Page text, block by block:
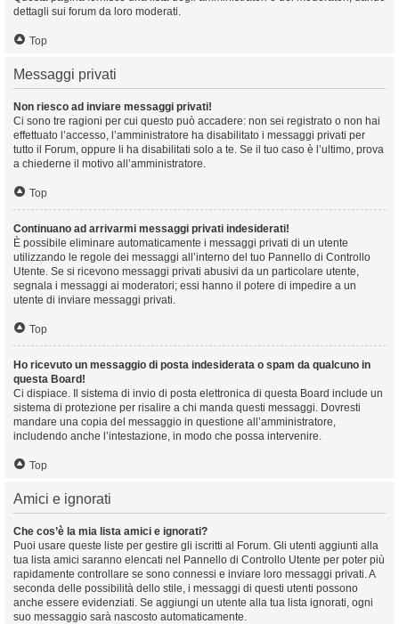
dettagli sui forum da loro moderati.
Top
Messaggi privati
Non riesco ad inviare messaggi privati!
Ci sono tre ragioni per cui questo può accadere: non sei registrato o non hai
effettuato l’accesso, l’amministratore ha disabilitato i messaggi privati per
tutto il Forum, oppure li ha disabilitati solo a te. Se il tuo caso è l’ultimo, prova
a chiederne il motivo all’amministratore.
Top
Continuano ad arrivarmi messaggi privati indesiderati!
È possibile eliminare automaticamente i messaggi privati ​​di un utente
utilizzando le regole dei messaggi all’interno del tuo Pannello di Controllo
Utente. Se si ricevono messaggi privati ​​abusivi da un particolare utente,
segnala i messaggi ai moderatori; essi hanno il potere di impedire a un
utente di inviare messaggi privati​​.
Top
Ho ricevuto un messaggio di posta indesiderata o spam da qualcuno in
questa Board!
Ci dispiace. Il sistema di invio di posta elettronica di questa Board include un
sistema di protezione per risalire a chi manda questi messaggi. Dovresti
mandare una copia del messaggio in questione all’amministratore,
includendo anche l’intestazione, in modo che possa intervenire.
Top
Amici e ignorati
Che cos’è la mia lista amici e ignorati?
Puoi usare queste liste per gestire gli iscritti al Forum. Gli utenti aggiunti alla
tua lista amici saranno elencati nel Pannello di Controllo Utente per poter più
rapidamente controllare se sono connessi e inviare loro messaggi privati. A
seconda delle possibilità dello stile, i messaggi di questi utenti possono
anche essere evidenziati. Se aggiungi un utente alla tua lista ignorati, ogni
suo messaggio sarà nascosto automaticamente.